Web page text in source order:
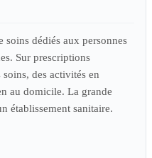
soins dédiés aux personnes
Sur prescriptions
des activités en
au domicile. La grande
établissement sanitaire.